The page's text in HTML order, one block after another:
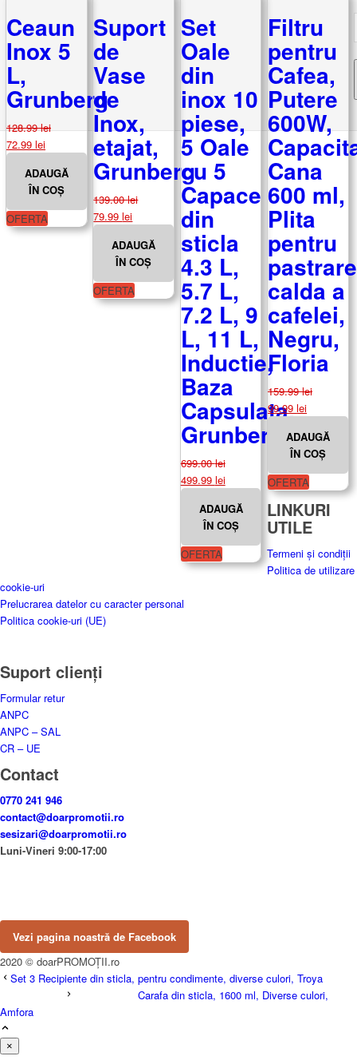
Ceaun
Inox 5
L,
Grunberg
128.99lei
Prețul
inițial
128.99 lei.
72.99 leiPrețul
este:
72.99 lei.
ADAUGĂ
ÎN COȘ
OFERTA
Suport
de
Vase
de
Inox,
etajat,
Grunberg
139.00lei
Prețul
139.00 lei.
79.99leiPrețul
este:
79.99 lei.
ADAUGĂ
ÎN COȘ
OFERTA
Set
Oale
din
inox 10
piese,
5 Oale
cu 5
Capace
din
sticla
4.3 L,
5.7 L,
7.2 L, 9
L, 11 L,
Inductie,
Baza
Capsulata,
Grunberg
699.00lei
Prețul
inițial
699.00 lei.
499.99 leiPrețul
este:
499.99 lei.
ADAUGĂ
ÎN COȘ
OFERTA
Filtru
pentru
Cafea,
Putere
600W,
Cana
600 ml,
Plita
pentru
calda a
cafelei,
Negru,
Floria
159.99lei
Prețul
159.99 lei.
99.99leiPrețul
este:
99.99 lei.
ADAUGĂ
ÎN COȘ
OFERTA
LINKURI
UTILE
Termeni și condiții
Politica de utilizare
cookie-uri
Prelucrarea datelor cu caracter personal
Politica cookie-uri (UE)
Suport clienți
Formular retur
ANPC
ANPC – SAL
CR – UE
Contact
0770 241 946
contact@doarpromotii.ro
sesizari@doarpromotii.ro
Luni-Vineri 9:00-17:00
Vezi pagina noastră de Facebook
2020 © doarPROMOȚII.ro
Set 3 Recipiente din sticla, pentru condimente, diverse culori, Troya
Carafa din sticla, 1600 ml, Diverse culori,
Amfora
×